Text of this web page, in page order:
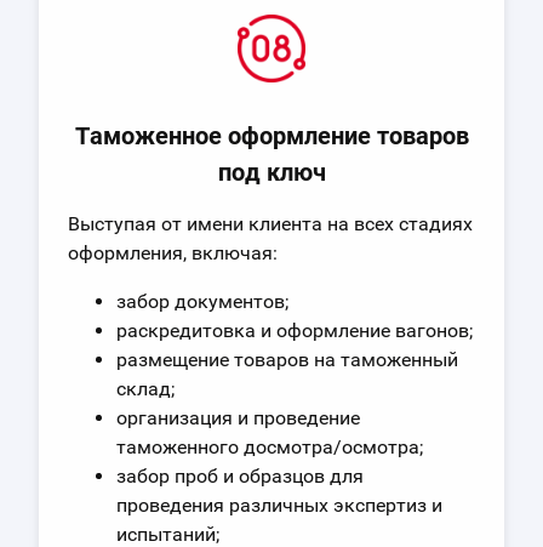
Таможенное оформление товаров
под ключ
Выступая от имени клиента на всех стадиях
оформления, включая:
забор документов;
раскредитовка и оформление вагонов;
размещение товаров на таможенный
склад;
организация и проведение
таможенного досмотра/осмотра;
забор проб и образцов для
проведения различных экспертиз и
испытаний;